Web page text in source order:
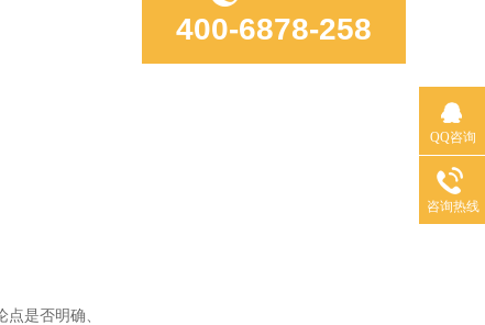
是否明确、
400-6878-258
QQ咨询
咨询热线